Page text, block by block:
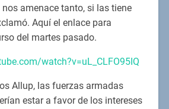
nos amenace tanto, si las tiene
Aquí el enlace para
del martes pasado.
watch?v=uL_CLFO95IQ
Allup, las fuerzas armadas
estar a favor de los intereses